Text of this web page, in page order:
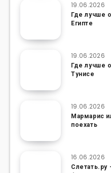
19.06.2026
Где лучше
Египте
19.06.2026
Где лучше
Тунисе
19.06.2026
Мармарис
поехать
16.06.2026